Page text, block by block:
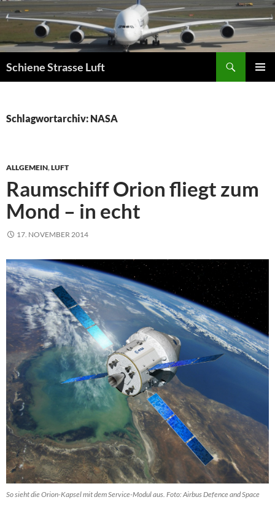
Zum
Inhalt
springen
Schiene Strasse Luft
Schlagwortarchiv: NASA
ALLGEMEIN,LUFT
Raumschiff Orion fliegt zum
Mond – in echt
17. NOVEMBER 2014
So sieht die Orion-Kapsel mit dem Service-Modul aus. Foto: Airbus Defence and Space